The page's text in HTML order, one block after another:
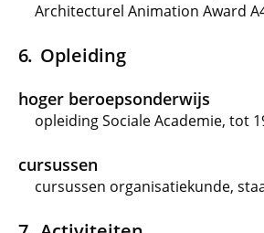
Architecturel Animation Award
Opleiding
hoger beroepsonderwijs
opleiding Sociale Academie, tot
cursussen
cursussen organisatiekunde,